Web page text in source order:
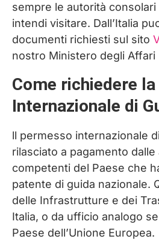
sempre le autorità consolari
intendi visitare. Dall’Italia
documenti richiesti sul sito
nostro Ministero degli Affari
Come richiedere
Internazionale di
ll permesso internazionale
rilasciato a pagamento dalle
competenti del Paese che
patente di guida nazionale.
delle Infrastrutture e dei
Italia, o da ufficio analogo
Paese dell’Unione Europea.